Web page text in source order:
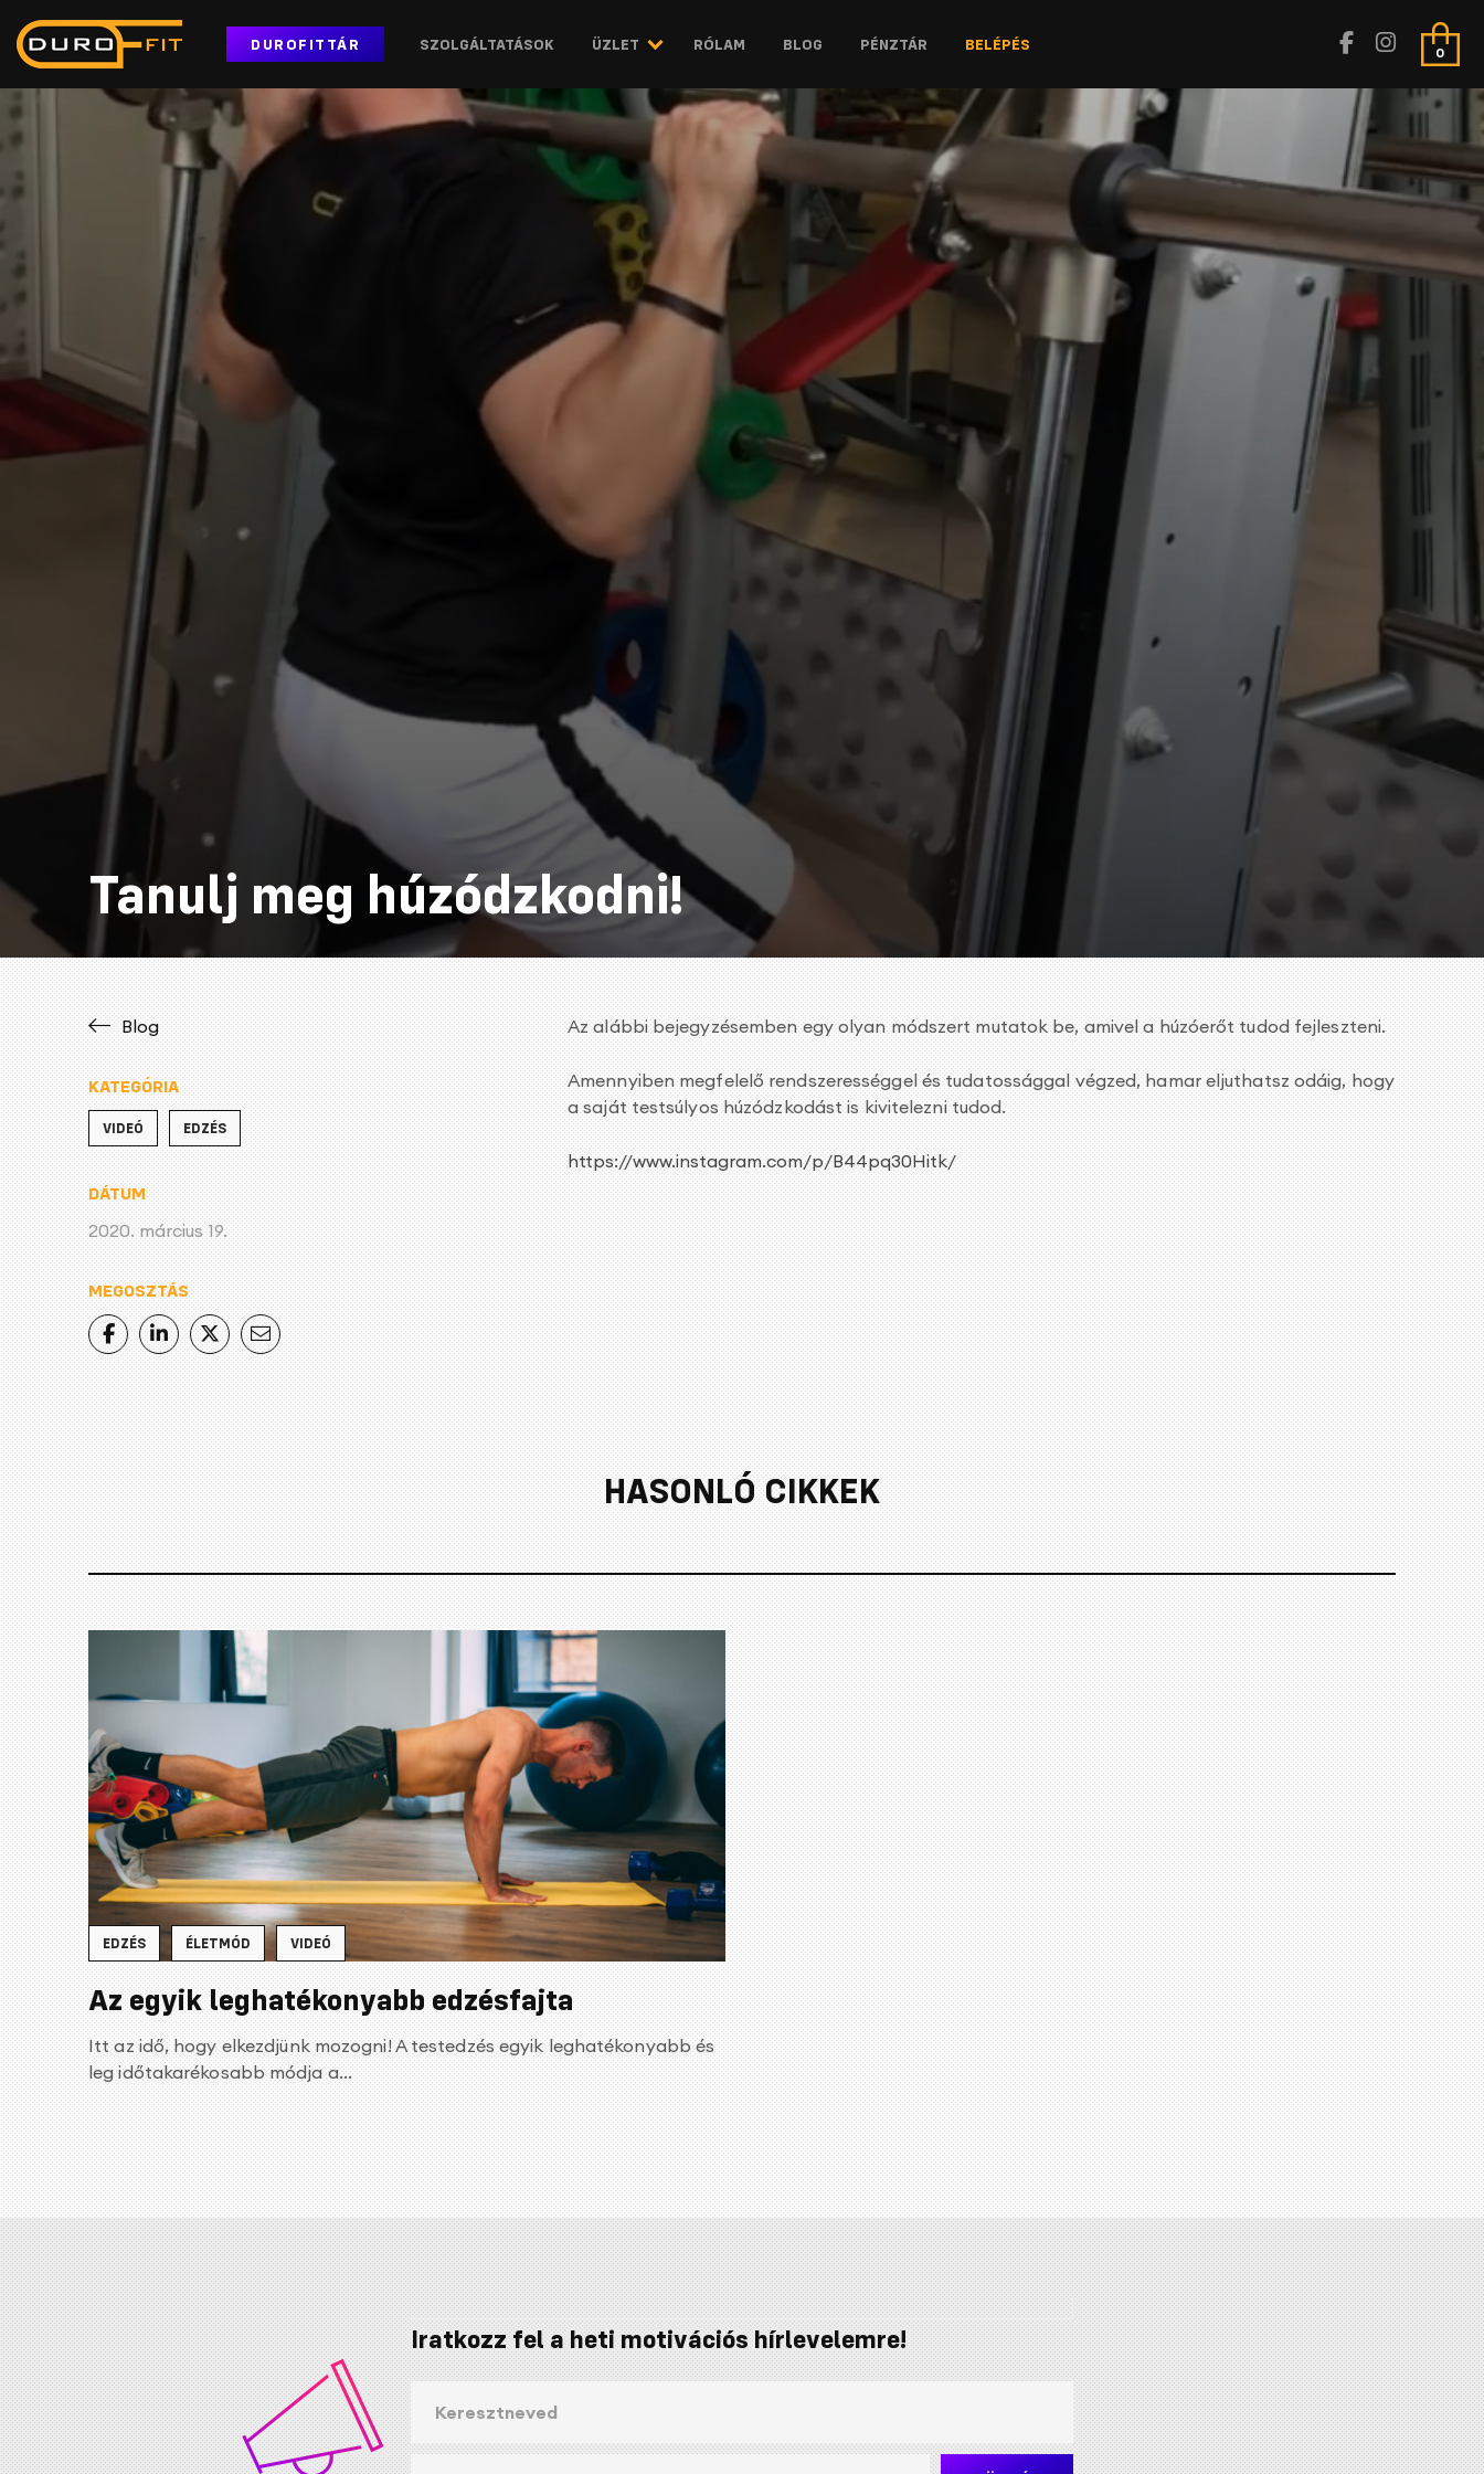
DUROFITTÁR SZOLGÁLTATÁSOK ÜZLET
Menü
RÓLAM BLOG PÉNZTÁR BELÉPÉS
Tanulj meg húzódzkodni!
Blog
KATEGÓRIA
VIDEÓ EDZÉS
DÁTUM
2020. március 19.
MEGOSZTÁS
FacebookLinkedInTwitterEmail
Az alábbi bejegyzésemben egy olyan módszert mutatok be, amivel a húzóerőt tudod fejleszteni.
Amennyiben megfelelő rendszerességgel és tudatossággal végzed, hamar eljuthatsz odáig, hogy
a saját testsúlyos húzódzkodást is kivitelezni tudod.
https://www.instagram.com/p/B44pq30Hitk/
HASONLÓ CIKKEK
EDZÉS ÉLETMÓD VIDEÓ
Az egyik leghatékonyabb edzésfajta
Itt az idő, hogy elkezdjünk mozogni! A testedzés egyik leghatékonyabb és
leg időtakarékosabb módja a...
Iratkozz fel a heti motivációs hírlevelemre!
0